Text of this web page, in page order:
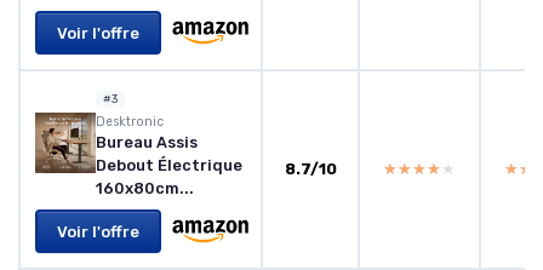
Voir l'offre
#3
Desktronic
Bureau Assis
Debout Électrique
160x80cm...
Voir l'offre
8.7/10 ★★★★★
★★★★★